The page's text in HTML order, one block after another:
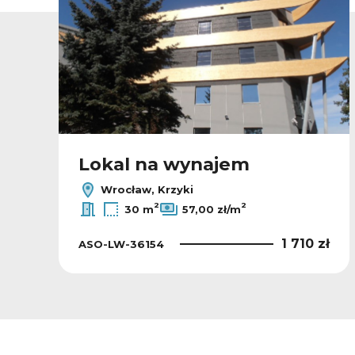
Lokal na wynajem
Wrocław, Krzyki
30 m2 57,00 zł/m2
ASO-LW-36154 1 710 zł